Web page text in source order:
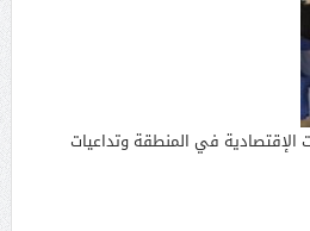
الإقتصادية في المنطقة وتداعيات